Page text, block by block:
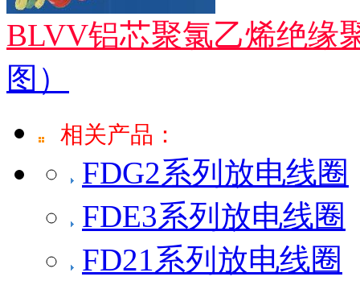
BLVV铝芯聚氯乙烯绝缘
图）
相关产品：
FDG2系列放电线圈
FDE3系列放电线圈
FD21系列放电线圈